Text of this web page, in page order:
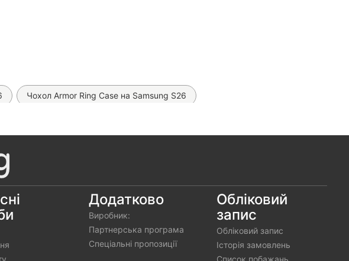
Чохол Armor Ring Case на Samsung S26
Chrome MagSafe на Samsung S26
Автомобільна зарядка Hoco Z57 PD 30W
Прозора гідрогелева плівка Proove Clear Lite (на всі телефони)
Додатково
Виробник:
Партнерська програма
Спеціальні пропозиції
Обліковий
запис
Обліковий запис
Історія замовлень
Список побажань